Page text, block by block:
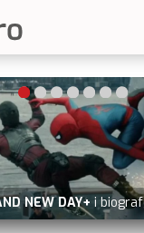
nu på Prime Video